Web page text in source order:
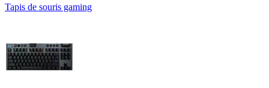
Tapis de souris gaming